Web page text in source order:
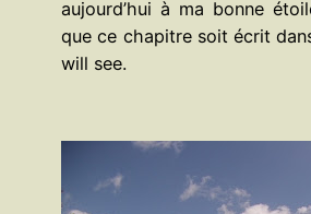
aujourd’hui à ma bonne
que ce chapitre soit écrit
will see.